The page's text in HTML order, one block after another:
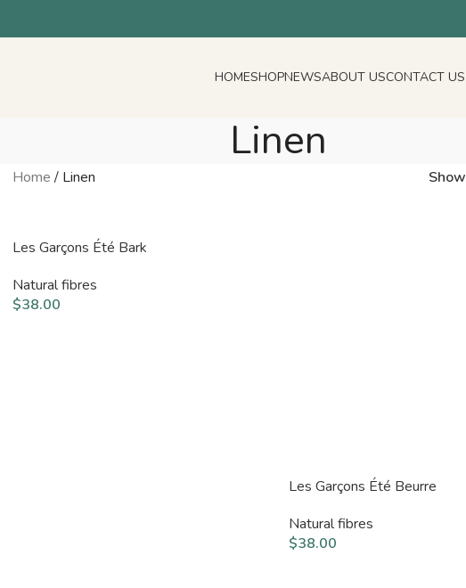
HOMESHOPNEWSABOUT USCONTACT US
Linen
Home / Linen Show
Les Garçons Été Bark
Natural fibres
$38.00
Les Garçons Été Beurre
Natural fibres
$38.00